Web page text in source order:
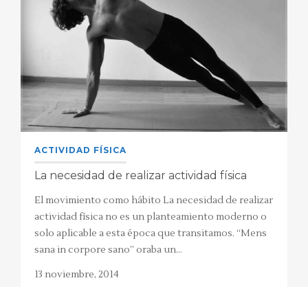
ACTIVIDAD FÍSICA
La necesidad de realizar actividad física
El movimiento como hábito La necesidad de realizar
actividad física no es un planteamiento moderno o
solo aplicable a esta época que transitamos. “Mens
sana in corpore sano” oraba un…
13 noviembre, 2014